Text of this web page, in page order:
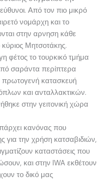
Από τον πιο μικρό
νομάρχη και το
στην αρνηση κάθε
Μητσοτάκης.
φέτος το τουρκικό τμήμα
σαράντα περίπτερα
πρωτογενή κατασκευή
και ανταλλακτικών.
στην γειτονική χώρα
κανόνας που
για την χρήση κατσαβιδιών,
καταστάσεις που
και στην IWA εκθέτουν
το δικό μας